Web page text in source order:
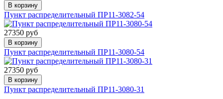
В корзину
Пункт распределительный ПР11-3082-54
27350 руб
В корзину
Пункт распределительный ПР11-3080-54
27350 руб
В корзину
Пункт распределительный ПР11-3080-31